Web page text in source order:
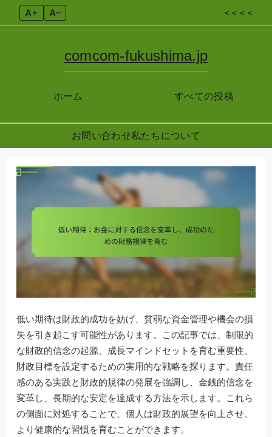
A+ A– < < < <
ホーム
comcom-fukushima.jp
すべての投稿
お問い合わせ私たちについて
低い期待は財政的成功を妨げ、貧弱な資金管理や機会の損
失を引き起こす可能性があります。この記事では、制限的
な財政的信念の起源、成長マインドセットを育む重要性、
財政目標を設定するための実用的な戦略を探ります。責任
感のある実践と財政的規律の発展を強調し、金銭的信念を
変革し、長期的な安定を達成する方法を示します。これら
の側面に対処することで、個人は財政的展望を向上させ、
より健康的な習慣を育むことができます。